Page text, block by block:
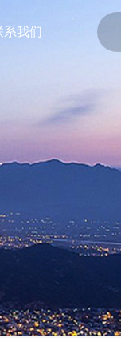
系我们